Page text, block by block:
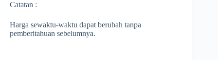
Catatan :
Harga sewaktu-waktu dapat berubah tanpa
pemberitahuan sebelumnya.